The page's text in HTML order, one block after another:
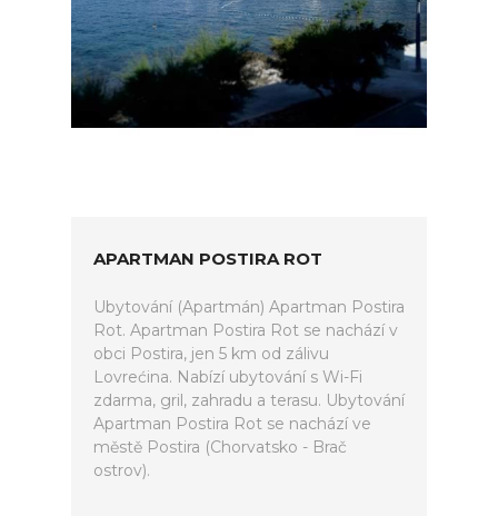
APARTMAN POSTIRA ROT
Ubytování (Apartmán) Apartman Postira
Rot. Apartman Postira Rot se nachází v
obci Postira, jen 5 km od zálivu
Lovrećina. Nabízí ubytování s Wi-Fi
zdarma, gril, zahradu a terasu. Ubytování
Apartman Postira Rot se nachází ve
městě Postira (Chorvatsko - Brač
ostrov).